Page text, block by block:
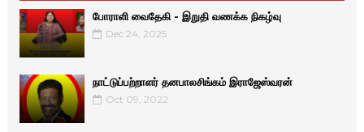
போராளி வைதேகி - இறுதி வணக்க நிகழ்வு
Dec 24, 2025
நாட்டுப்பற்றாளர் தனபாலசிங்கம் இராஜேஸ்வரன்
Oct 09, 2022